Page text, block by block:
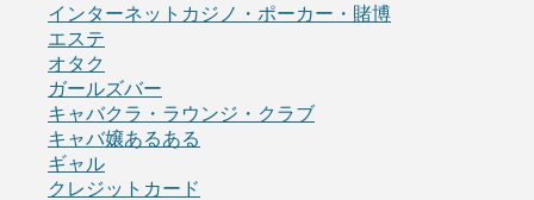
インターネットカジノ・ポーカー・賭博
エステ
オタク
ガールズバー
キャバクラ・ラウンジ・クラブ
キャバ嬢あるある
ギャル
クレジットカード